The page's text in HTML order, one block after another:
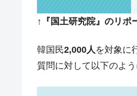
『Money1』 韓国「橋が
『Money1』 韓国鉄鋼最
『Money1』
米国下院「
↑『国土研究院』のリポ
韓国民2,000人を対象に
質問に対して以下のよう